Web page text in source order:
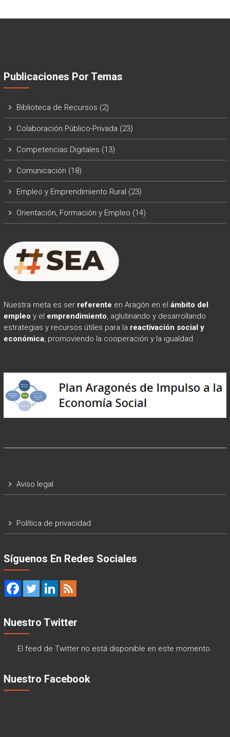
Publicaciones Por Temas
Biblioteca de Recursos (2)
Colaboración Público-Privada (23)
Competencias Digitales (13)
Comunicación (18)
Empleo y Emprendimiento Rural (23)
Orientación, Formación y Empleo (14)
Nuestra meta es ser referente en Aragón en el ámbito del
empleo y el emprendimiento, aglutinando y desarrollando
estrategias y recursos útiles para la reactivación social y
económica, promoviendo la cooperación y la igualdad.
Aviso legal
Política de privacidad
Síguenos En Redes Sociales
Nuestro Twitter
El feed de Twitter no está disponible en este momento.
Nuestro Facebook